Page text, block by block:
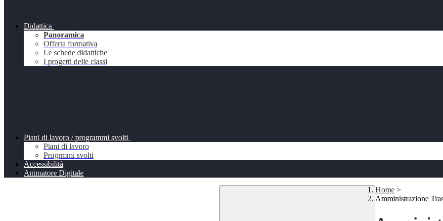
Didattica
Panoramica
Offerta formativa
Le schede didattiche
I progetti delle classi
Piani di lavoro / programmi svolti
Piani di lavoro
Progrmmi svolti
Accessibilità
Animatore Digitale
Home >
Amministrazione